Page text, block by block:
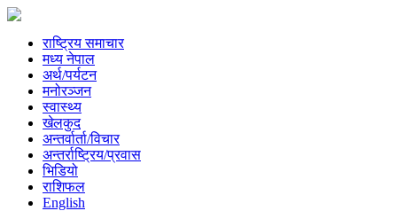
राष्ट्रिय समाचार
मध्य नेपाल
अर्थ/पर्यटन
मनोरञ्जन
स्वास्थ्य
खेलकुद
अन्तर्वार्ता/विचार
अन्तर्राष्ट्रिय/प्रवास
भिडियो
राशिफल
English